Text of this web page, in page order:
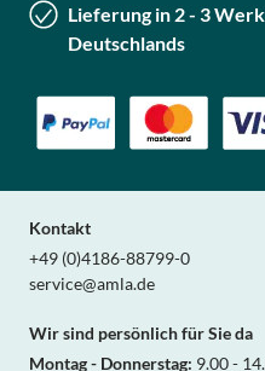
Lieferung in 2 - 3
Deutschlands
Kontakt
+49 (0)4186-88799-0
service@amla.de
Wir sind persönlich für Sie da
Montag - Donnerstag: 9.00 -